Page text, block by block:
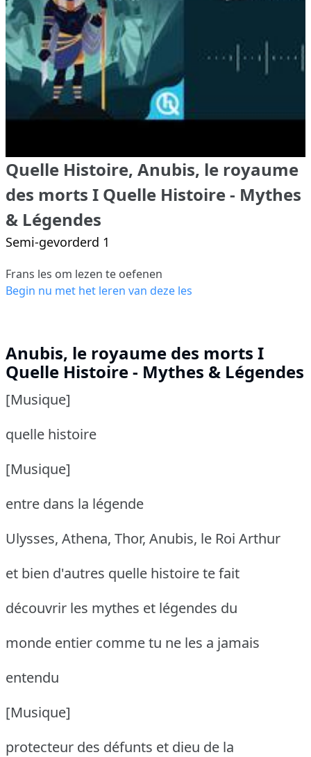
Quelle Histoire, Anubis, le royaume
des morts I Quelle Histoire - Mythes
& Légendes
Semi-gevorderd 1
Frans les om lezen te oefenen
Begin nu met het leren van deze les
Anubis, le royaume des morts I
Quelle Histoire - Mythes & Légendes
[Musique]
quelle histoire
[Musique]
entre dans la légende
Ulysses, Athena, Thor, Anubis, le Roi Arthur
et bien d'autres quelle histoire te fait
découvrir les mythes et légendes du
monde entier comme tu ne les a jamais
entendu
[Musique]
protecteur des défunts et dieu de la